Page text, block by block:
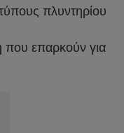
πλυντηρίου
που επαρκούν για